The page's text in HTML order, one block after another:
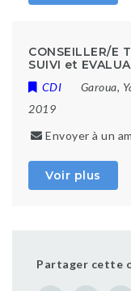
CONSEILLER/E
SUIVI et
CDI Garoua,
2019
Envoyer à un
Voir plus
Partager cette